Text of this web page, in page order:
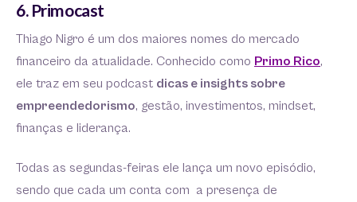
6. Primocast
Thiago Nigro é um dos maiores nomes do mercado
financeiro da atualidade. Conhecido como Primo Rico,
ele traz em seu podcast dicas e insights sobre
empreendedorismo, gestão, investimentos, mindset,
finanças e liderança.
Todas as segundas-feiras ele lança um novo episódio,
sendo que cada um conta com a presença de